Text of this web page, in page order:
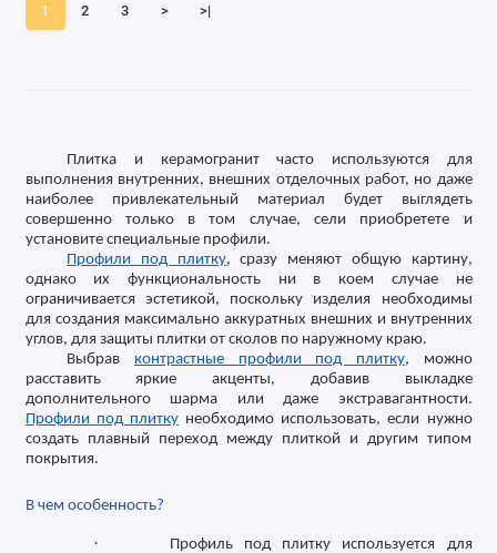
1 2 3 > >|
Плитка и керамогранит часто используются для
выполнения внутренних, внешних отделочных работ, но даже
наиболее привлекательный материал будет выглядеть
совершенно только в том случае, сели приобретете и
установите специальные профили.
Профили под плитку, сразу меняют общую картину,
однако их функциональность ни в коем случае не
ограничивается эстетикой, поскольку изделия необходимы
для создания максимально аккуратных внешних и внутренних
углов, для защиты плитки от сколов по наружному краю.
Выбрав контрастные профили под плитку, можно
расставить яркие акценты, добавив выкладке
дополнительного шарма или даже экстравагантности.
Профили под плитку необходимо использовать, если нужно
создать плавный переход между плиткой и другим типом
покрытия.
В чем особенность?
·
Профиль под плитку используется для